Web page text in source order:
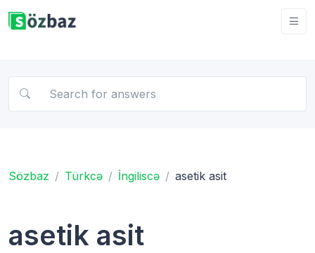
Sözbaz Türkcə İngiliscə asetik asit
asetik asit